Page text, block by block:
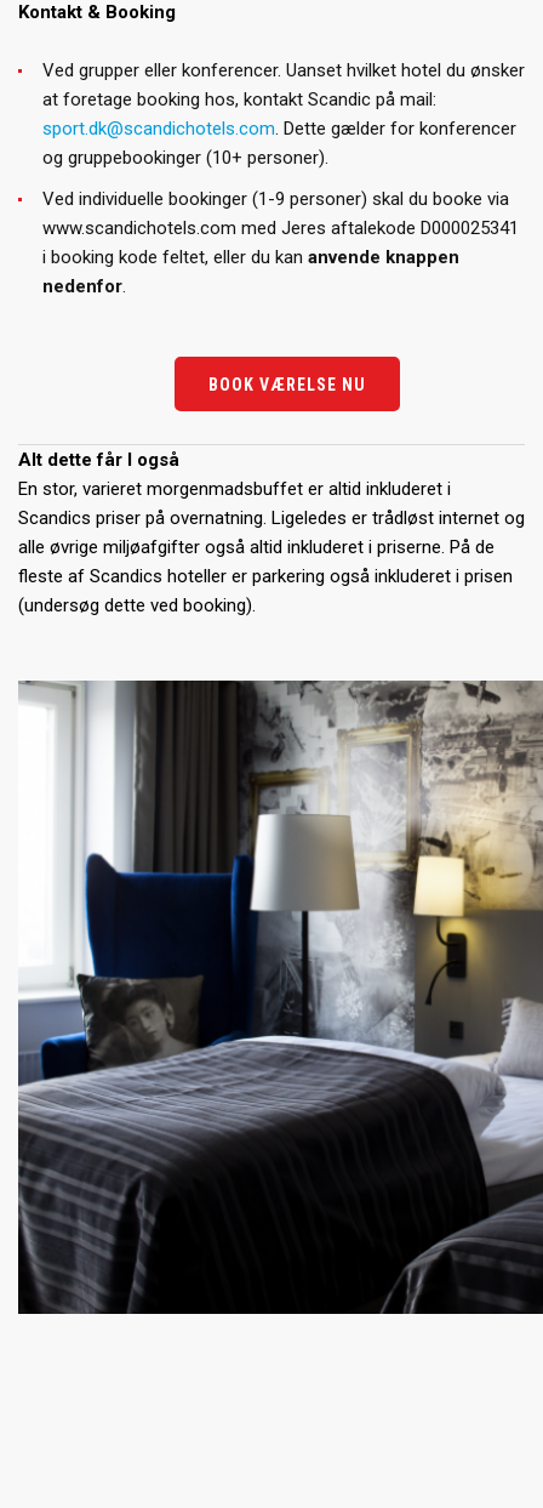
Kontakt & Booking
Ved grupper eller konferencer. Uanset hvilket hotel du ønsker
at foretage booking hos, kontakt Scandic på mail:
sport.dk@scandichotels.com. Dette gælder for konferencer
og gruppebookinger (10+ personer).
Ved individuelle bookinger (1-9 personer) skal du booke via
www.scandichotels.com med Jeres aftalekode D000025341
i booking kode feltet, eller du kan anvende knappen
nedenfor.
BOOK VÆRELSE NU
Alt dette får I også
En stor, varieret morgenmadsbuffet er altid inkluderet i
Scandics priser på overnatning. Ligeledes er trådløst internet og
alle øvrige miljøafgifter også altid inkluderet i priserne. På de
fleste af Scandics hoteller er parkering også inkluderet i prisen
(undersøg dette ved booking).